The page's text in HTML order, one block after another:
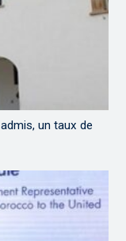
un taux de